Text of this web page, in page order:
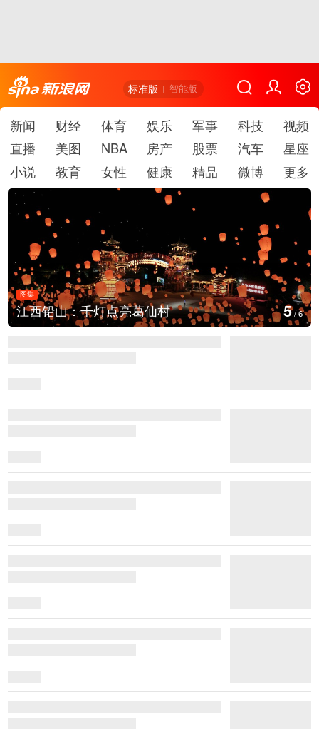
标准版 智能版
新闻 财经 体育 娱乐 军事 科技
视频
直播
美图 NBA 房产 股票 汽车
星座
小说
教育 女性 健康 精品 微博 更多
图集
上海：七彩稻田画迎最佳观赏期 6/6